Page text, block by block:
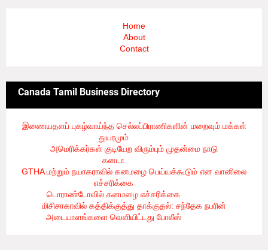
Home
About
Contact
Canada Tamil Business Directory
இணையதளப் புகழ்வாய்ந்த செல்லப்பிராணிகளின் மறைவும் மக்கள்
துயரமும்- 8/2/2026
அமெரிக்கர்கள் குடியேற விரும்பும் முதன்மை நாடு
கனடா
GTHA மற்றும் நயாகராவில் கனமழை பெய்யக்கூடும் என வானிலை
எச்சரிக்கை
டொராண்டோவில் கனமழை எச்சரிக்கை
மிசிசாகாவில் கத்திக்குத்து தாக்குதல்: சந்தேக நபரின்
அடையாளங்களை வெளியிட்டது போலீஸ்- 8/1/2026